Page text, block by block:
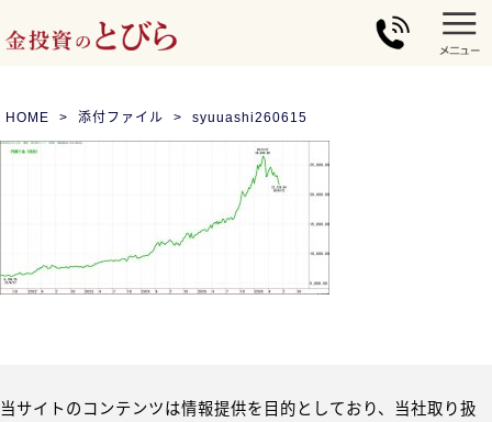
HOME 添付ファイル syuuashi260615
当サイトのコンテンツは情報提供を目的としており、当社取り扱